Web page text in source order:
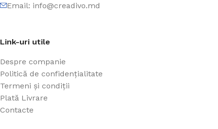
Email: info@creadivo.md
Link-uri utile
Despre companie
Politică de confidențialitate
Termeni și condiții
Plată Livrare
Contacte